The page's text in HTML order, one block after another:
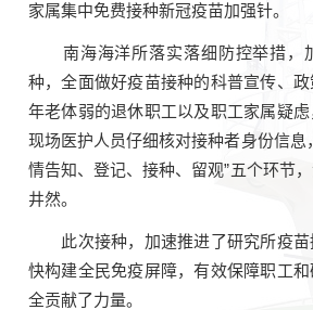
家属集中免费接种新冠疫苗加强针。
南海海洋所落实落细防控举措，
种，全面做好疫苗接种的科普宣传、
年老体弱的退休职工以及职工家属疑虑
现场医护人员仔细核对接种者身份信息
情告知、登记、接种、留观”五个环节
井然。
此次接种，加速推进了研究所疫
快构建全民免疫屏障，有效保障职工
全贡献了力量。